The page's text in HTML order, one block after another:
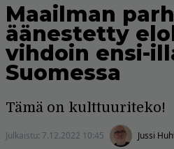
Maailman
äänestetty
vihdoin ensi-
Suomessa
Tämä on kulttuuriteko!
Julkaistu: 7.12.2022 10:45 Jussi